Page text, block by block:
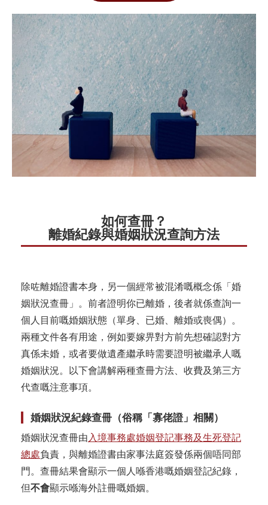
如何查冊？
離婚紀錄與婚姻狀況查詢方法
除咗離婚證書本身，另一個經常被混淆嘅概念係「婚
姻狀況查冊」。前者證明你已離婚，後者就係查詢一
個人目前嘅婚姻狀態（單身、已婚、離婚或喪偶）。
兩種文件各有用途，例如要嫁畀對方前先想確認對方
真係未婚，或者要做遺產繼承時需要證明被繼承人嘅
婚姻狀況。以下會講解兩種查冊方法、收費及第三方
代查嘅注意事項。
婚姻狀況紀錄查冊（俗稱「寡佬證」相關）
婚姻狀況查冊由 入境事務處婚姻登記事務及生死登記
總處負責，與離婚證書由家事法庭簽發係兩個唔同部
門。查冊結果會顯示一個人喺香港嘅婚姻登記紀錄，
但不會顯示喺海外註冊嘅婚姻。